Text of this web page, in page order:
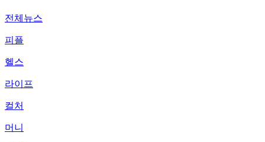
전체뉴스
피플
헬스
라이프
컬처
머니